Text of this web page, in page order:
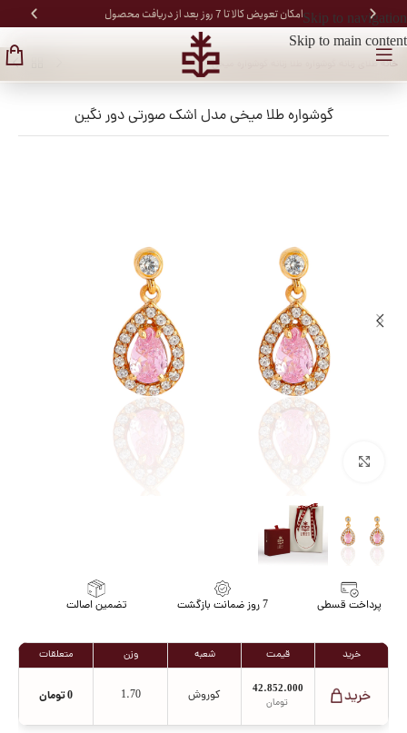
Skip to navigation
Skip to main content
امکان تعویض کالا تا 7 روز بعد از دریافت محصول
خانه/طلای زنانه گوشواره میخی
گوشواره طلا میخی مدل اشک صورتی دور نگین
پرداخت قسطی 7 روز ضمانت بازگشت تضمین اصالت
خرید قیمت شعبه وزن متعلقات
42.852.000
تومان کوروش 1.70
0تومان